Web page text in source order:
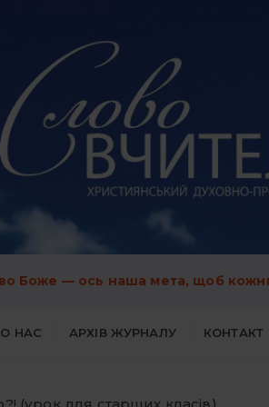
Боже — ось наша мета, щоб
НАС АРХІВ ЖУРНАЛУ КОНТАКТ